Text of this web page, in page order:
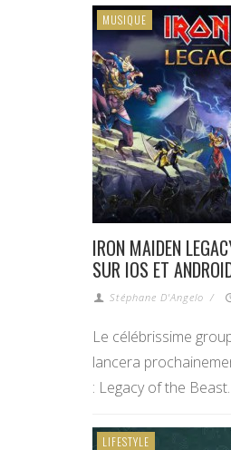
MUSIQUE
IRON MAIDEN
SUR IOS ET
Stéphane D'Angelo /
Le célébrissime
lancera
: Legacy of the Beast.
LIFESTYLE